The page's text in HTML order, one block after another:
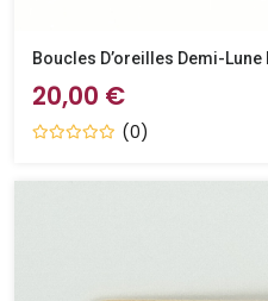
Boucles D’oreilles Demi-Lune
20,00 €
(0)